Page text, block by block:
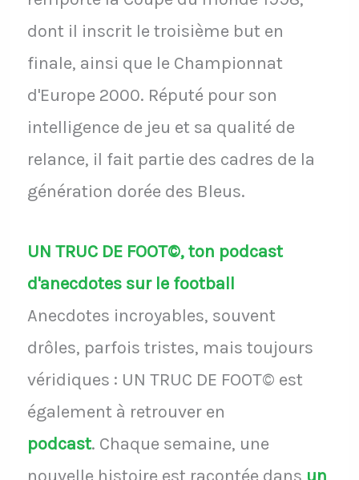
dont il inscrit le troisième but en
finale, ainsi que le Championnat
d'Europe 2000. Réputé pour son
intelligence de jeu et sa qualité de
relance, il fait partie des cadres de la
génération dorée des Bleus.
UN TRUC DE FOOT©, ton podcast
d'anecdotes sur le football
Anecdotes incroyables, souvent
drôles, parfois tristes, mais toujours
véridiques : UN TRUC DE FOOT© est
également à retrouver en
podcast. Chaque semaine, une